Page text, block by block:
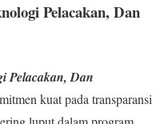
Pelacakan, Dan
Pelacakan, Dan
kuat pada transparansi